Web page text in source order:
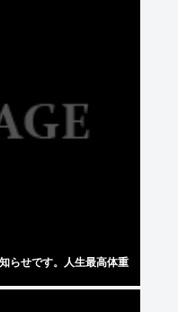
らせです。人生最高体重